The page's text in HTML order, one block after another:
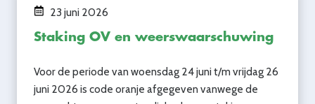
23 juni 2026
Staking OV en weerswaarschuwing
Voor de periode van woensdag 24 juni t/m vrijdag 26
juni 2026 is code oranje afgegeven vanwege de